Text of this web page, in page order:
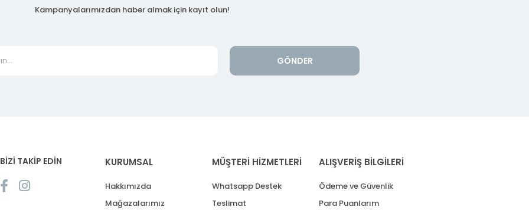
Kampanyalarımızdan haber almak için kayıt olun!
GÖNDER
BİZİ TAKİP EDİN KURUMSAL
Hakkımızda
Mağazalarımız
MÜŞTERİ HİZMETLERİ
Whatsapp Destek
Teslimat
ALIŞVERİŞ BİLGİLERİ
Ödeme ve Güvenlik
Para Puanlarım